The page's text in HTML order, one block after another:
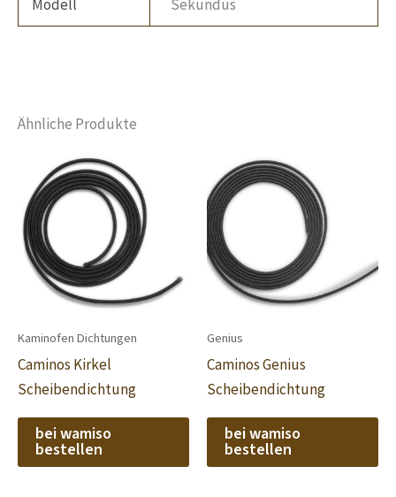
Modell Sekundus
Ähnliche Produkte
Kaminofen Dichtungen
Caminos Kirkel
Scheibendichtung
bei wamiso
bestellen
Genius
Caminos Genius
Scheibendichtung
bei wamiso
bestellen